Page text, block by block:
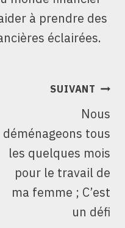
à prendre des
éclairées.
SUIVANT
Nous
déménageons tous
les quelques mois
pour le travail de
ma femme ; C’est
un défi